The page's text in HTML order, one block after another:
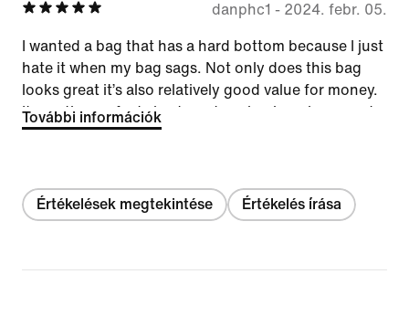
danphc1 - 2024. febr. 05.
I wanted a bag that has a hard bottom because I just
hate it when my bag sags. Not only does this bag
looks great it’s also relatively good value for money.
It was the perfect size to put my boxing gloves and
my gym stuff. I would ignore the other reviewer that
version of this if you need a bigger size.
További információk
Értékelések megtekintése Értékelés írása